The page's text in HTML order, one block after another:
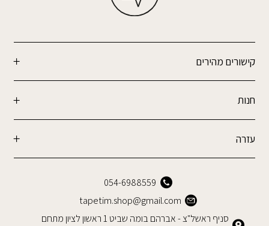
קישורים מהירים
חנות
עזרה
054-6988559
tapetim.shop@gmail.com
סניף ראשל"צ - אברהם בומה שביט 1 ראשון לציון מתחם